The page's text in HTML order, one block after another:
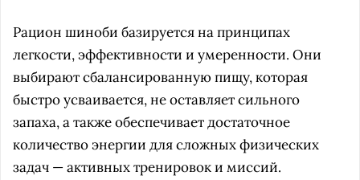
Рацион шиноби базируется на принципах
легкости, эффективности и умеренности. Они
выбирают сбалансированную пищу, которая
быстро усваивается, не оставляет сильного
запаха, а также обеспечивает достаточное
количество энергии для сложных физических
задач — активных тренировок и миссий.